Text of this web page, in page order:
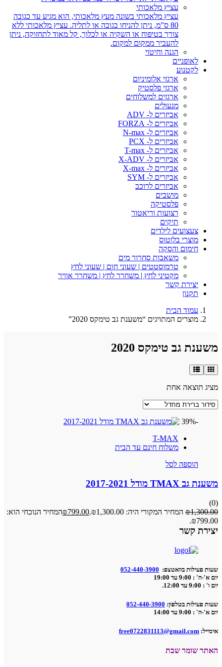
עציץ מלאכותי
עציץ מלאכותי בשונה מעץ מלאכותי, הוא מגיע עד כגובה
80 ס”מ, ניתן להניחו בגובה או לתליה. עציץ מלאכותי ללא
צורך בטיפוח או השקיה או לכלוך, קל מאוד לתחזוקה, ניתן
להעביר ממקום למקום.
הגנה וחיטוי
לאופניים
לקטנוע
ארגזי אלומיניום
ארגזי פלסטיק
ארגזים למשלוחים
מנעולים
אביזרים ל- ADV
אביזרים ל- FORZA
אביזרים ל- N-max
אביזרים ל- PCX
אביזרים ל- T-max
אביזרים ל- X-ADV
אביזרים ל- X-max
אביזרים ל- SYM
אביזרים לרוכב
מושבים
פלסטיקה
רצועות וריאטור
תיקים
צעצועים לילדים
מוצרי בלוטוס
חימום והסקה
משאבות סחרור מים
טרמוסטטים | שעוני חום | שעוני לחץ
מקטיני לחץ | משחרר לחץ | משחרר אוויר
יצירת קשר
תקנון
עמוד הבית
מוצרים המתויגים “משענת גב טימקס 2020”
משענת גב טימקס 2020
מציג תוצאה אחת
-39%
T-MAX
משלוח חינם עד הבית
הוספה לסל
משענת גב TMAX מודל 2017-2021
(0)
₪1,300.00 המחיר המקורי היה: ₪1,300.00. ₪799.00
המחיר הנוכחי הוא:
₪799.00.
יצירת קשר
שעות פעילות בוואטצפ: 052-440-3900
יום א'-ה' : 9:00 עד 19:00
יום ו' : 9:00 עד 12:00.
שעות פעילות בטלפון: 052-440-3900
יום א'-ה' : 9:00 עד 14:00
אימייל: free0722831113@gmail.com
האתר שומר שבת